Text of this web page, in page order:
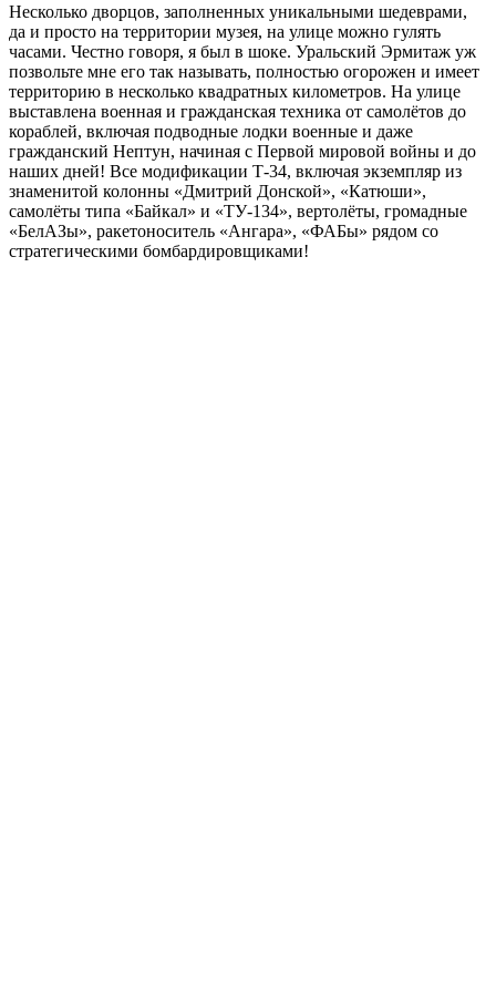
Несколько дворцов, заполненных уникальными шедеврами,
да и просто на территории музея, на улице можно гулять
часами. Честно говоря, я был в шоке. Уральский Эрмитаж уж
позвольте мне его так называть, полностью огорожен и имеет
территорию в несколько квадратных километров. На улице
выставлена военная и гражданская техника от самолётов до
кораблей, включая подводные лодки военные и даже
гражданский Нептун, начиная с Первой мировой войны и до
наших дней! Все модификации Т-34, включая экземпляр из
знаменитой колонны «Дмитрий Донской», «Катюши»,
самолёты типа «Байкал» и «ТУ-134», вертолёты, громадные
«БелАЗы», ракетоноситель «Ангара», «ФАБы» рядом со
стратегическими бомбардировщиками!